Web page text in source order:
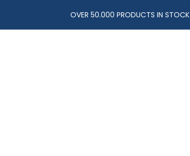
OVER 50.000 PRODUCTS IN STOCK